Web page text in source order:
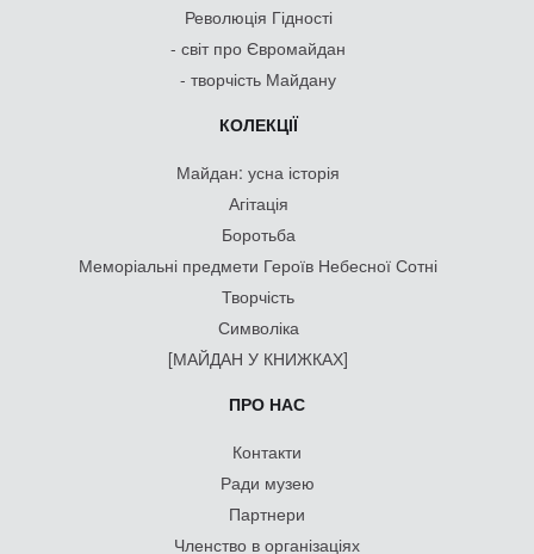
Революція Гідності
- світ про Євромайдан
- творчість Майдану
КОЛЕКЦІЇ
Майдан: усна історія
Агітація
Боротьба
Меморіальні предмети Героїв Небесної Сотні
Творчість
Символіка
[МАЙДАН У КНИЖКАХ]
ПРО НАС
Контакти
Ради музею
Партнери
Членство в організаціях